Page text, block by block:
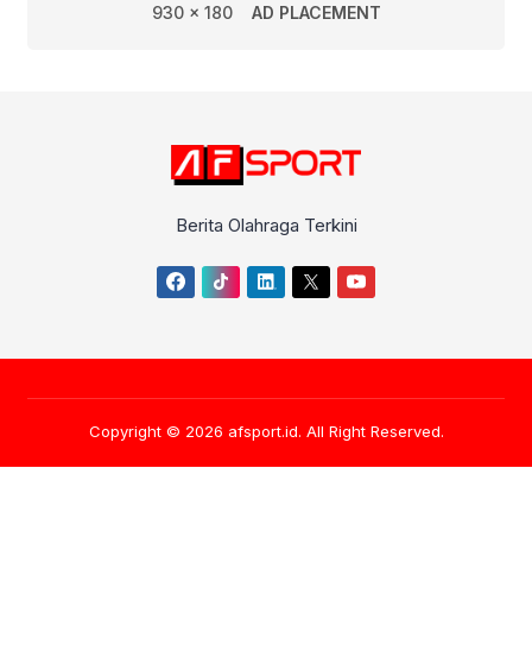
930 x 180 AD PLACEMENT
Berita Olahraga Terkini
Copyright © 2026 afsport.id. All Right Reserved.